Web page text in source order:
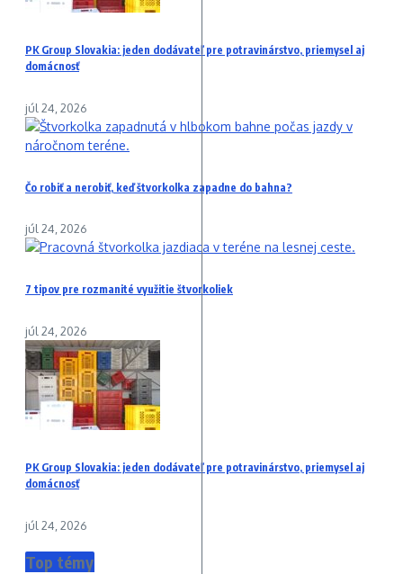
PK Group Slovakia: jeden dodávateľ pre potravinárstvo, priemysel aj
domácnosť
júl 24, 2026
Čo robiť a nerobiť, keď štvorkolka zapadne do bahna?
júl 24, 2026
7 tipov pre rozmanité využitie štvorkoliek
júl 24, 2026
PK Group Slovakia: jeden dodávateľ pre potravinárstvo, priemysel aj
domácnosť
júl 24, 2026
Top témy